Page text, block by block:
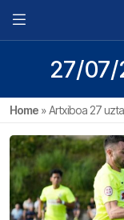
27/07/
Home »Artxiboa 27